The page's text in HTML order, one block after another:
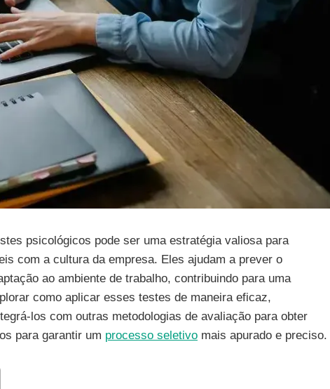
psicológicos pode ser uma estratégia valiosa para
com a cultura da empresa. Eles ajudam a prever o
ao ambiente de trabalho, contribuindo para uma
como aplicar esses testes de maneira eficaz,
los com outras metodologias de avaliação para obter
para garantir um processo seletivo mais apurado e preciso.